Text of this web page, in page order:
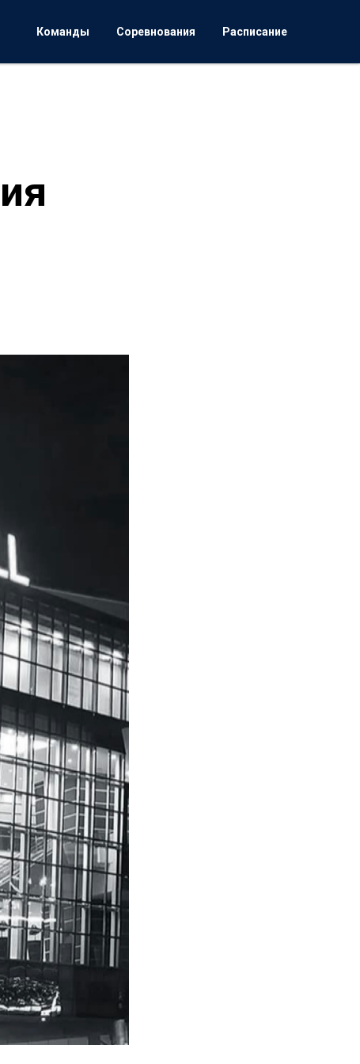
Команды Соревнования Расписание